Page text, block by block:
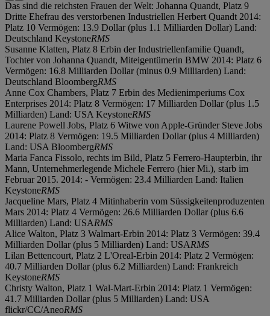
Das sind die reichsten Frauen der Welt: Johanna Quandt, Platz 9
Dritte Ehefrau des verstorbenen Industriellen Herbert Quandt 2014:
Platz 10 Vermögen: 13.9 Dollar (plus 1.1 Milliarden Dollar) Land:
Deutschland KeystoneRMS
Susanne Klatten, Platz 8 Erbin der Industriellenfamilie Quandt,
Tochter von Johanna Quandt, Miteigentümerin BMW 2014: Platz 6
Vermögen: 16.8 Milliarden Dollar (minus 0.9 Milliarden) Land:
Deutschland BloombergRMS
Anne Cox Chambers, Platz 7 Erbin des Medienimperiums Cox
Enterprises 2014: Platz 8 Vermögen: 17 Milliarden Dollar (plus 1.5
Milliarden) Land: USA KeystoneRMS
Laurene Powell Jobs, Platz 6 Witwe von Apple-Gründer Steve Jobs
2014: Platz 8 Vermögen: 19.5 Milliarden Dollar (plus 4 Milliarden)
Land: USA BloombergRMS
Maria Fanca Fissolo, rechts im Bild, Platz 5 Ferrero-Haupterbin, ihr
Mann, Unternehmerlegende Michele Ferrero (hier Mi.), starb im
Februar 2015. 2014: - Vermögen: 23.4 Milliarden Land: Italien
KeystoneRMS
Jacqueline Mars, Platz 4 Mitinhaberin vom Süssigkeitenproduzenten
Mars 2014: Platz 4 Vermögen: 26.6 Milliarden Dollar (plus 6.6
Milliarden) Land: USARMS
Alice Walton, Platz 3 Walmart-Erbin 2014: Platz 3 Vermögen: 39.4
Milliarden Dollar (plus 5 Milliarden) Land: USARMS
Lilan Bettencourt, Platz 2 L'Oreal-Erbin 2014: Platz 2 Vermögen:
40.7 Milliarden Dollar (plus 6.2 Milliarden) Land: Frankreich
KeystoneRMS
Christy Walton, Platz 1 Wal-Mart-Erbin 2014: Platz 1 Vermögen:
41.7 Milliarden Dollar (plus 5 Milliarden) Land: USA
flickr/CC/AneoRMS